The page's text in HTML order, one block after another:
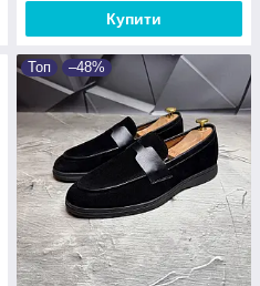
Купити
Топ –48%